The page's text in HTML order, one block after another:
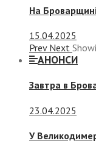
На
15.04.2025
Prev Next
АНОНСИ
Завтра в
23.04.2025
У